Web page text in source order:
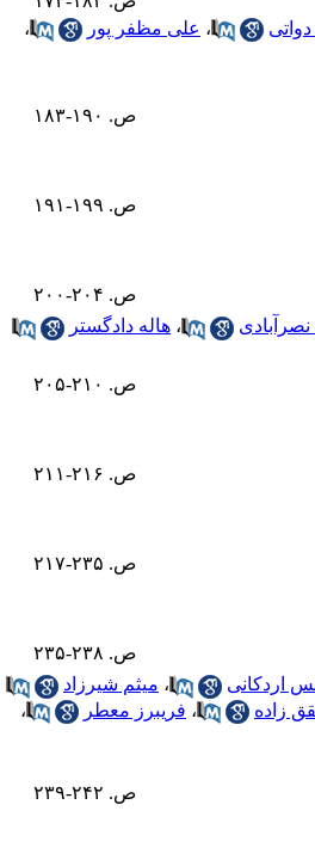
، علی مظفر پور
،
ص. ۱۹۰-۱۸۳
ص. ۱۹۹-۱۹۱
ص. ۲۰۴-۲۰۰
، هاله دادگستر
ص. ۲۱۰-۲۰۵
ص. ۲۱۶-۲۱۱
ص. ۲۳۵-۲۱۷
ص. ۲۳۸-۲۳۵
اردکانی ، میثم شیرزاد
زاده ، فریبرز معطر
،
ص. ۲۴۲-۲۳۹